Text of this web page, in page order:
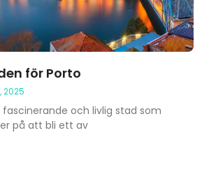
för Porto
2025
fascinerande och livlig stad som
på att bli ett av